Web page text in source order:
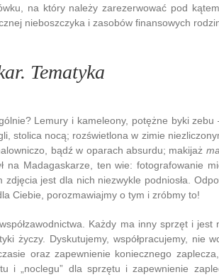
na który należy zarezerwować pod
nieboszczyka i zasobów finansowych
Tematyka
Lemury i kameleony, potężne byki zebu
stolica nocą; rozświetlona w zimie
bądź w oparach absurdu; makijaż
Madagaskarze, ten wie: fotografowanie
jest dla nich niezwykle podniosła.
Ciebie, porozmawiajmy o tym i zróbmy to!
Każdy ma inny sprzęt i
życzy. Dyskutujemy, współpracujemy, nie
oraz zapewnienie koniecznego
i „noclegu” dla sprzętu i zapewnienie